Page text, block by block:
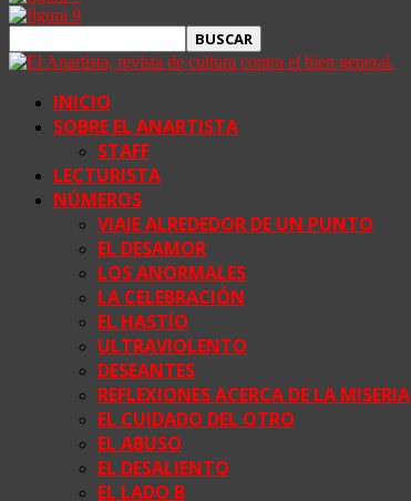
INICIO
SOBRE EL ANARTISTA
STAFF
LECTURISTA
NÚMEROS
VIAJE ALREDEDOR DE UN PUNTO
EL DESAMOR
LOS ANORMALES
LA CELEBRACIÓN
EL HASTÍO
ULTRAVIOLENTO
DESEANTES
REFLEXIONES ACERCA DE LA MISERIA
EL CUIDADO DEL OTRO
EL ABUSO
EL DESALIENTO
EL LADO B